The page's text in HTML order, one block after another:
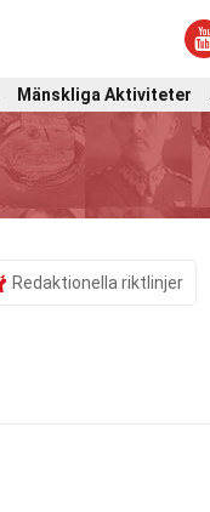
Mänskliga Aktiviteter
Redaktionella riktlinjer